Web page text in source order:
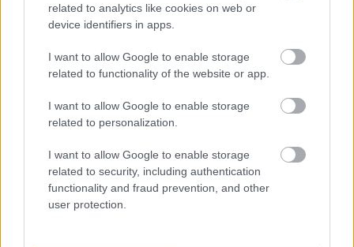
related to analytics like cookies on web or
device identifiers in apps.
I want to allow Google to enable storage
related to functionality of the website or app.
I want to allow Google to enable storage
related to personalization.
I want to allow Google to enable storage
related to security, including authentication
functionality and fraud prevention, and other
user protection.
@orient: a Közszolgák egyszeri 50%-s emelése mikor
volt szerinted, és mekkora fizetésről?
úgy gondolod, hogy egy közszolgának annyi fizetést
kéne kapnia, mint egy középosztálybeli család 8 éves
gyerekének zsebpénzt?
a közszolgák így sem keresnek többet átlagba, mint
a versenyszféra - a KSH-adatokat meg fel ne hozd,
mert kiröhöglek
úriparaszt